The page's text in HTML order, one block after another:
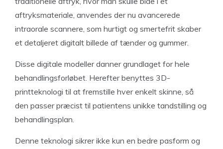
aftryksmateriale, anvendes der nu avancerede
intraorale scannere, som hurtigt og smertefrit skaber
et detaljeret digitalt billede af tænder og gummer.
Disse digitale modeller danner grundlaget for hele
behandlingsforløbet. Herefter benyttes 3D-
printteknologi til at fremstille hver enkelt skinne, så
den passer præcist til patientens unikke tandstilling og
behandlingsplan.
Denne teknologi sikrer ikke kun en bedre pasform og